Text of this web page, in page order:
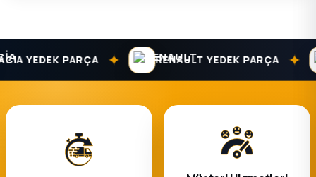
YEDEK PARÇA ✦ RENAULT YEDEK PARÇA ✦